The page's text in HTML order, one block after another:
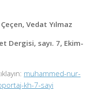
Vedat Yılmaz
Dergisi, sayı. 7, Ekim-
muhammed-nur-
kh-7-sayi